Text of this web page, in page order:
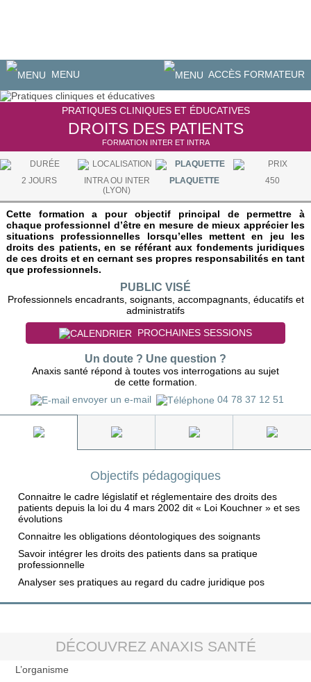
MENU ACCÈS FORMATEUR
PRATIQUES CLINIQUES ET ÉDUCATIVES
DROITS DES PATIENTS
FORMATION INTER ET INTRA
2 JOURS
INTRA OU INTER
(LYON)
PLAQUETTE 450
Cette formation a pour objectif principal de permettre à
chaque professionnel d’être en mesure de mieux apprécier les
situations professionnelles lorsqu’elles mettent en jeu les
droits des patients, en se référant aux fondements juridiques
de ces droits et en cernant ses propres responsabilités en tant
que professionnels.
PUBLIC VISÉ
Professionnels encadrants, soignants, accompagnants, éducatifs et
administratifs
PROCHAINES SESSIONS
Un doute ? Une question ?
Anaxis santé répond à toutes vos interrogations au sujet
de cette formation.
envoyer un e-mail
04 78 37 12 51
Objectifs pédagogiques
Connaitre le cadre législatif et réglementaire des droits des
patients depuis la loi du 4 mars 2002 dit « Loi Kouchner » et ses
évolutions
Connaitre les obligations déontologiques des soignants
Savoir intégrer les droits des patients dans sa pratique
professionnelle
Analyser ses pratiques au regard du cadre juridique pos
DÉCOUVREZ ANAXIS SANTÉ
L’organisme